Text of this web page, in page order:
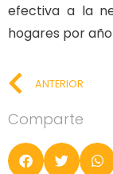
efectiva a la
hogares por
ANTERIOR
Comparte